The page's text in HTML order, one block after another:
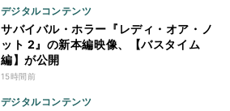
デジタルコンテンツ
サバイバル・ホラー『レディ・オア・ノ
ット 2』の新本編映像、【バスタイム
編】が公開
15時間前
デジタルコンテンツ